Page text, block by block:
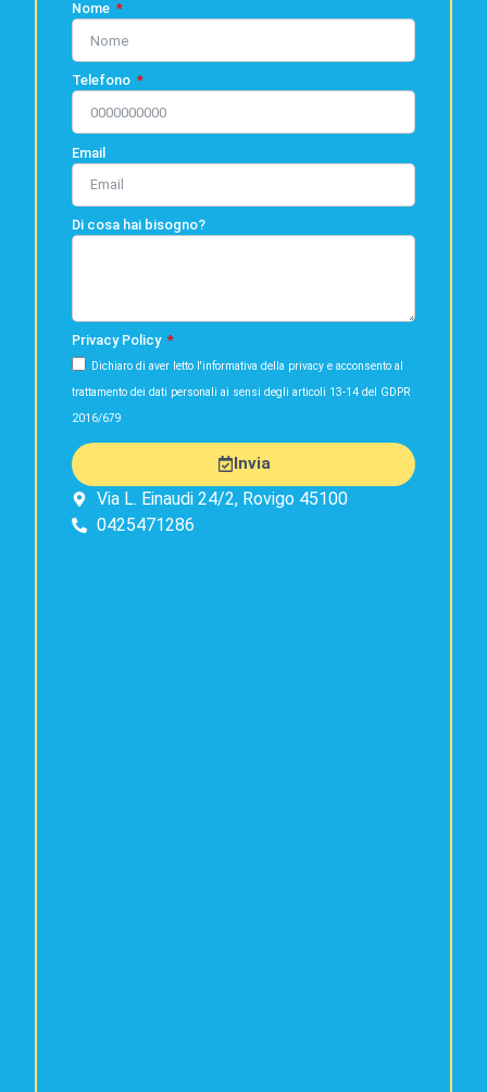
Nome
Telefono
Email
Di cosa hai bisogno?
Privacy Policy
Dichiaro di aver letto l'informativa della privacy e acconsento al
trattamento dei dati personali ai sensi degli articoli 13-14 del GDPR
2016/679
Invia
Via L. Einaudi 24/2, Rovigo 45100
0425471286